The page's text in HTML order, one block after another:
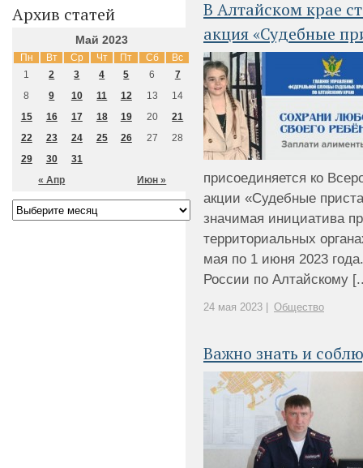
В Алтайском крае
акция «Судебные
присоединяется ко
акции «Судебные
значимая инициатива
территориальных
мая по 1 июня 2023
России по Алтайскому
24 мая 2023 | Общество
Важно знать и
Архив статей
Май 2023
Пн Вт Ср Чт Пт Сб Вс
« Апр Июн »
1 2 3 4 5 6
7
8
9 10 11 12 13
14
15
16 17 18 19 20
21
22
23 24 25 26 27
28
29
30 31